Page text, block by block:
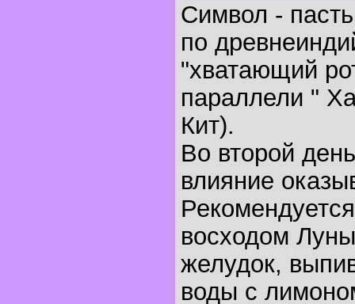
Символ -
по
"хватающий
параллели "
Кит).
Во второй
влияние
восходом
желудок,
воды с